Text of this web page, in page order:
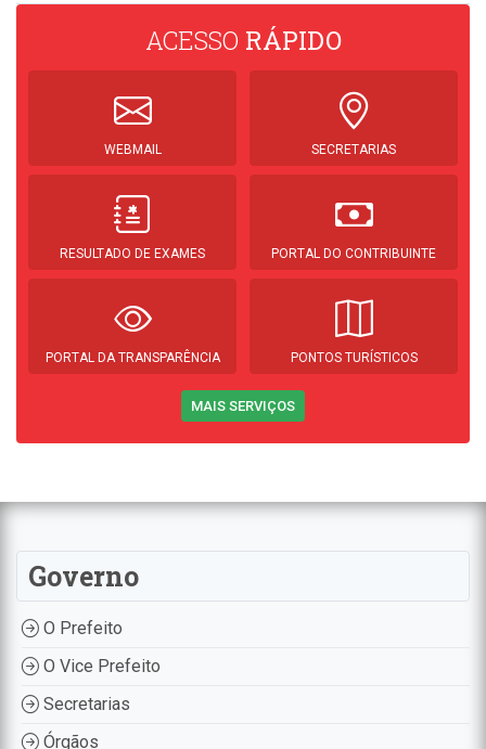
ACESSO RÁPIDO
WEBMAIL SECRETARIAS
RESULTADO DE EXAMES PORTAL DO CONTRIBUINTE
PORTAL DA TRANSPARÊNCIA PONTOS TURÍSTICOS
MAIS SERVIÇOS
Governo
O Prefeito
O Vice Prefeito
Secretarias
Órgãos